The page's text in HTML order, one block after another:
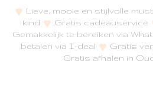
Lieve, mooie en stijlvolle
kind
Gratis cadeauservice
Gemakkelijk te bereiken via
betalen via I-deal
Gratis
Gratis afhalen in